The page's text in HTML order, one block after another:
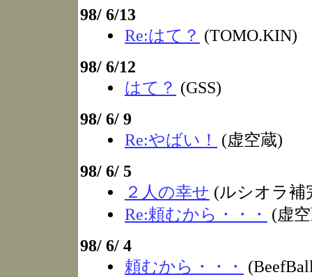
98/ 6/13
Re:はて？ (TOMO.KIN)
98/ 6/12
はて？ (GSS)
98/ 6/ 9
Re:やばい！
(虚空蔵)
98/ 6/ 5
２人の幸せ (ルシオラ補
Re:頼むから・・・
(虚
98/ 6/ 4
頼むから・・・